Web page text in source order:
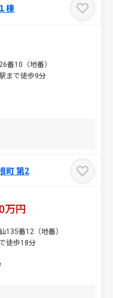
棟
番10（地番）
まで徒歩9分
町 第2
万円
135番12（地番）
徒歩18分